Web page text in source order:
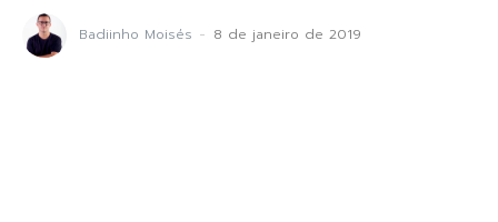
Badiinho Moisés - 8 de janeiro de 2019